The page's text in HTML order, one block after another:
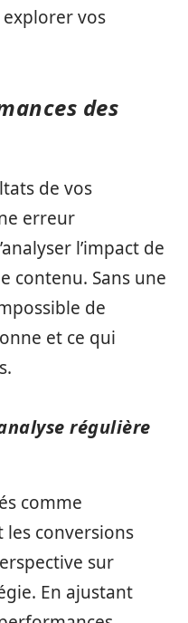
vos
des
de vos
erreur
l’impact de
contenu. Sans une
de
et ce qui
régulière
comme
les conversions
sur
En ajustant